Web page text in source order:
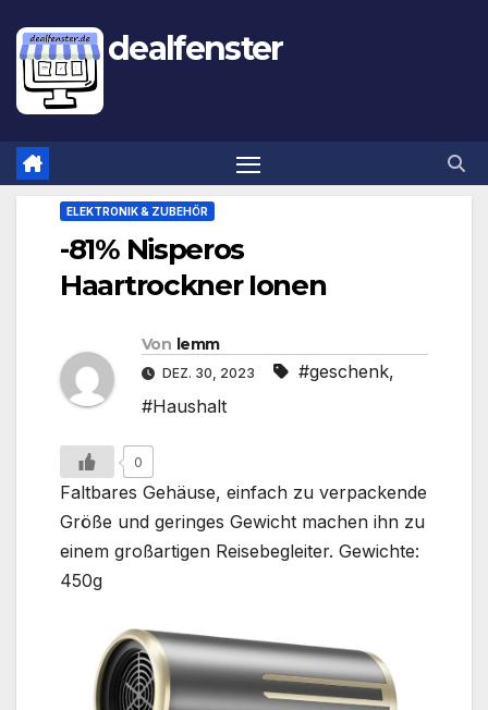
dealfenster
ELEKTRONIK & ZUBEHÖR
-81% Nisperos
Haartrockner Ionen
Von lemm
DEZ. 30, 2023 #geschenk,
#Haushalt
0
Faltbares Gehäuse, einfach zu verpackende
Größe und geringes Gewicht machen ihn zu
einem großartigen Reisebegleiter. Gewichte:
450g